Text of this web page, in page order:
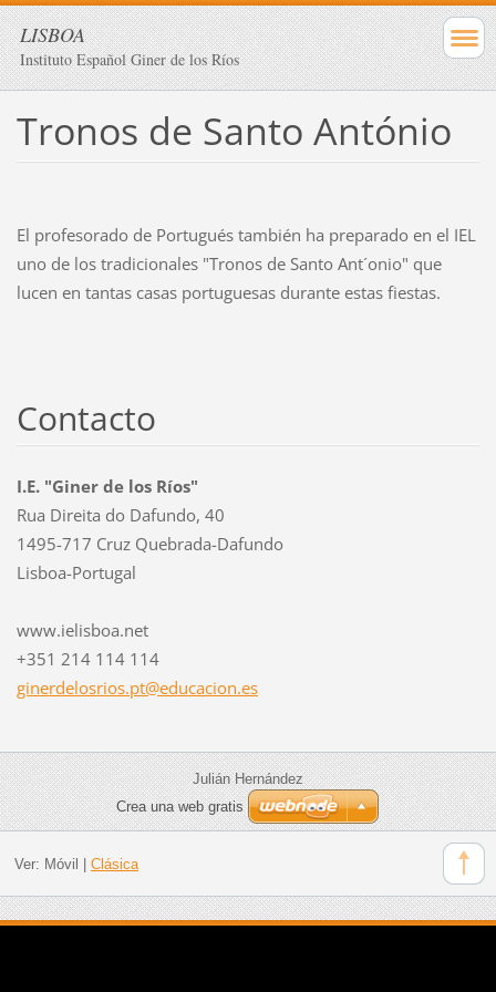
LISBOA
Instituto Español Giner de los Ríos
Tronos de Santo António
El profesorado de Portugués también ha preparado en el IEL
uno de los tradicionales "Tronos de Santo Ant´onio" que
lucen en tantas casas portuguesas durante estas fiestas.
Contacto
I.E. "Giner de los Ríos"
Rua Direita do Dafundo, 40
1495-717 Cruz Quebrada-Dafundo
Lisboa-Portugal
www.ielisboa.net
+351 214 114 114
ginerdelosrios.pt@educacion.es
Julián Hernández
Crea una web gratis
Ver: Móvil Clásica